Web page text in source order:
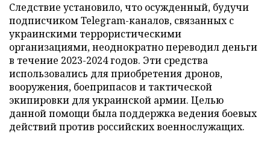
Следствие установило, что осужденный, будучи
подписчиком Telegram-каналов, связанных с
украинскими террористическими
организациями, неоднократно переводил деньги
в течение 2023-2024 годов. Эти средства
использовались для приобретения дронов,
вооружения, боеприпасов и тактической
экипировки для украинской армии. Целью
данной помощи была поддержка ведения боевых
действий против российских военнослужащих.